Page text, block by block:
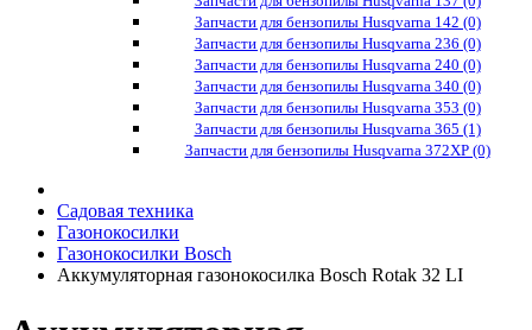
Запчасти для бензопилы Husqvarna 142 (0)
Запчасти для бензопилы Husqvarna 236 (0)
Запчасти для бензопилы Husqvarna 240 (0)
Запчасти для бензопилы Husqvarna 340 (0)
Запчасти для бензопилы Husqvarna 353 (0)
Запчасти для бензопилы Husqvarna 365 (1)
Запчасти для бензопилы Husqvarna 372XP (0)
Садовая техника
Газонокосилки
Газонокосилки Bosch
Аккумуляторная газонокосилка Bosch Rotak 32 LI